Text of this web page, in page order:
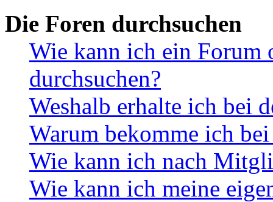
Die Foren durchsuchen
Wie kann ich ein Forum
durchsuchen?
Weshalb erhalte ich bei
Warum bekomme ich
Wie kann ich nach
Wie kann ich meine